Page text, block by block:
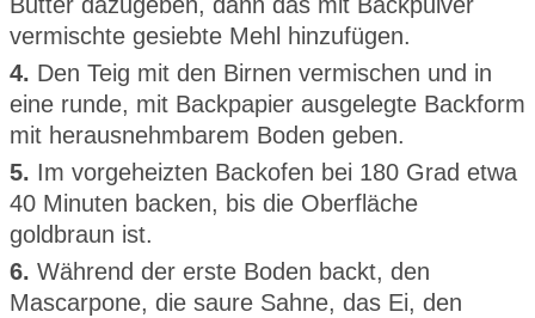
vermischte gesiebte Mehl hinzufügen.
4. Den Teig mit den Birnen vermischen und in
eine runde, mit Backpapier ausgelegte Backform
mit herausnehmbarem Boden geben.
5. Im vorgeheizten Backofen bei 180 Grad etwa
40 Minuten backen, bis die Oberfläche
goldbraun ist.
6. Während der erste Boden backt, den
Mascarpone, die saure Sahne, das Ei, den